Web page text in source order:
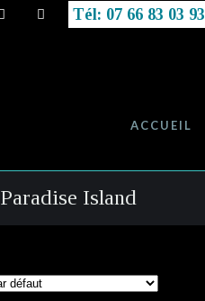
Tél: 07 66 83 03 93
ACCUEIL
Paradise Island